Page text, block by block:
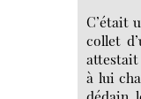
C’était
collet
à lui